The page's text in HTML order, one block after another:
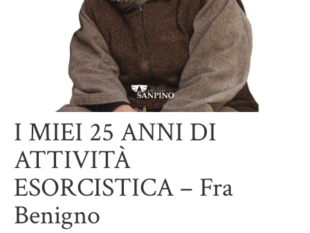
I MIEI 25 ANNI DI
ATTIVITÀ
ESORCISTICA – Fra
Benigno